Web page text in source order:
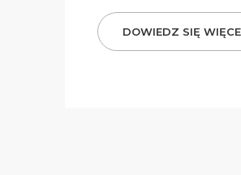
DOWIEDZ SIĘ